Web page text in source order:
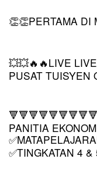
👏👏PERTAMA DI
💥💥🔥🔥 LIVE LIVE
PUSAT TUISYEN
PANITIA
✅
✅TINGKATAN 4 &